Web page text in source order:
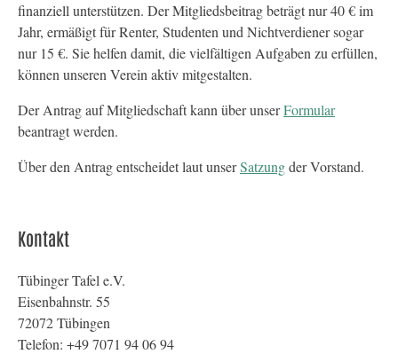
finanziell unterstützen. Der Mitgliedsbeitrag beträgt nur 40 € im
Jahr, ermäßigt für Renter, Studenten und Nichtverdiener sogar
nur 15 €. Sie helfen damit, die vielfältigen Aufgaben zu erfüllen,
können unseren Verein aktiv mitgestalten.
Der Antrag auf Mitgliedschaft kann über unserFormular
beantragt werden.
Über den Antrag entscheidet laut unserSatzungder Vorstand.
Kontakt
Tübinger Tafel e.V.
Eisenbahnstr. 55
72072 Tübingen
Telefon: +49 7071 94 06 94